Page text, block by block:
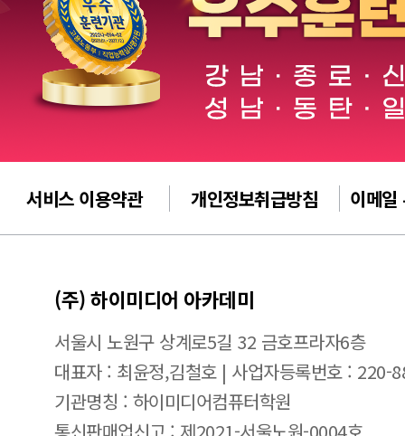
서비스 이용약관 개인정보취급방침 이메일
(주) 하이미디어 아카데미
서울시 노원구 상계로5길 32 금호프라자6층
대표자 : 최윤정,김철호 | 사업자등록번호 : 220-
기관명칭 : 하이미디어컴퓨터학원